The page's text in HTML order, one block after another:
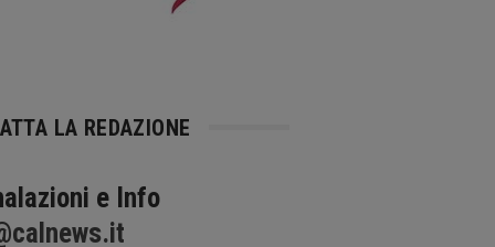
LA REDAZIONE
e Info